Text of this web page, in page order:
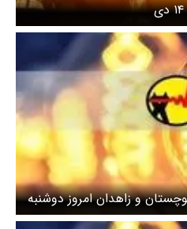
و زاهدان امروز دوشنبه